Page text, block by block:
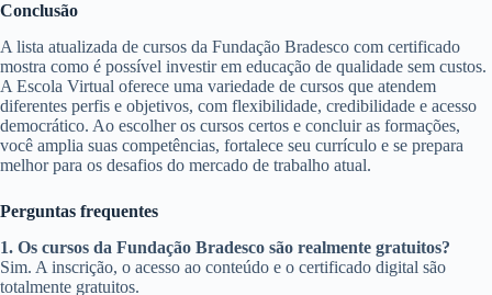
Conclusão
A lista atualizada de cursos da Fundação Bradesco com certificado
mostra como é possível investir em educação de qualidade sem custos.
A Escola Virtual oferece uma variedade de cursos que atendem
diferentes perfis e objetivos, com flexibilidade, credibilidade e acesso
democrático. Ao escolher os cursos certos e concluir as formações,
você amplia suas competências, fortalece seu currículo e se prepara
melhor para os desafios do mercado de trabalho atual.
Perguntas frequentes
1. Os cursos da Fundação Bradesco são realmente gratuitos?
Sim. A inscrição, o acesso ao conteúdo e o certificado digital são
totalmente gratuitos.